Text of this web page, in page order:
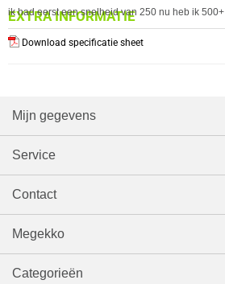
EXTRA INFORMATIE
Download specificatie sheet
ik had eerst een snelheid van 250 nu heb ik 500+
Mijn gegevens
Service
Contact
Megekko
Categorieën